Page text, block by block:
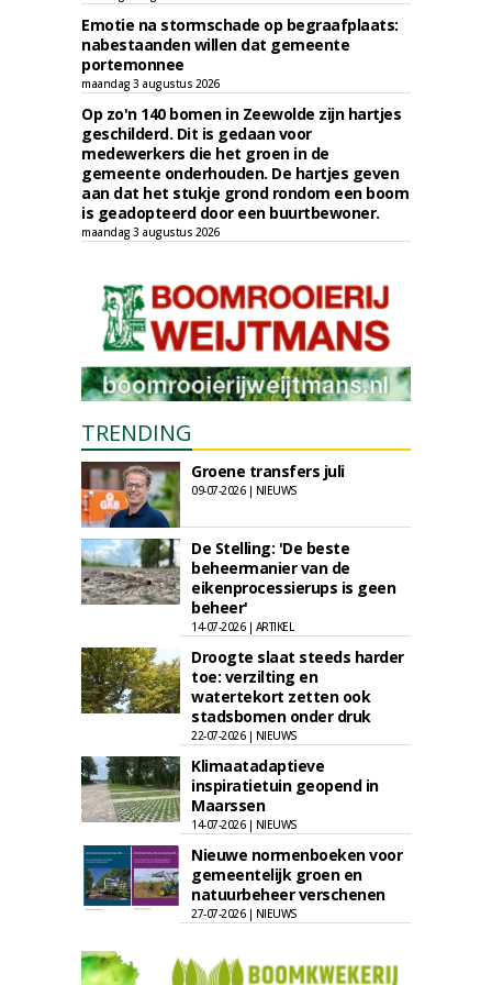
Emotie na stormschade op begraafplaats:
nabestaanden willen dat gemeente
portemonnee
maandag 3 augustus 2026
Op zo'n 140 bomen in Zeewolde zijn hartjes
geschilderd. Dit is gedaan voor
medewerkers die het groen in de
gemeente onderhouden. De hartjes geven
aan dat het stukje grond rondom een boom
is geadopteerd door een buurtbewoner.
maandag 3 augustus 2026
TRENDING
Groene transfers juli
09-07-2026 | NIEUWS
De Stelling: 'De beste
beheermanier van de
eikenprocessierups is geen
beheer'
14-07-2026 | ARTIKEL
Droogte slaat steeds harder
toe: verzilting en
watertekort zetten ook
stadsbomen onder druk
22-07-2026 | NIEUWS
Klimaatadaptieve
inspiratietuin geopend in
Maarssen
14-07-2026 | NIEUWS
Nieuwe normenboeken voor
gemeentelijk groen en
natuurbeheer verschenen
27-07-2026 | NIEUWS